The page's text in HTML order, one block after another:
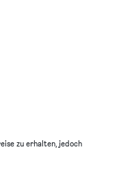
zu erhalten, jedoch